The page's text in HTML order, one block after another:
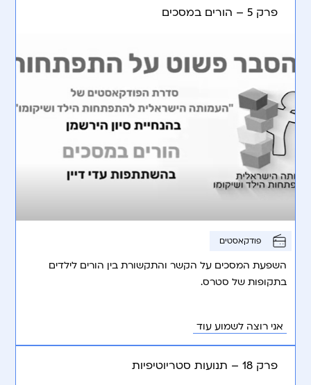
פרק 5 – הורים במסכים
פודקאסטים
השפעת המסכים על הקשר והתקשורת בין הורים לילדים
בתקופות של סטרס.
אני רוצה לשמוע עוד
פרק 18 – תנועות סטריוטיפיות